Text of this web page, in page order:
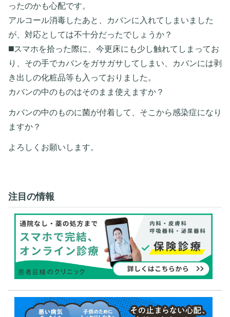
ったのかも心配です。
アルコール消毒したあと、カバンに入れてしまいました
が、対応としては不十分だったでしょうか？
◼️スマホを拾った際に、今更床にも少し触れてしまってお
り、その手でカバンをガサガサしてしまい、カバンには剥
き出しの化粧品等も入っておりました。
カバンの中のものはそのまま使えますか？
カバンの中のものに菌が付着して、そこから感染症になり
ますか？
よろしくお願いします。
注目の情報